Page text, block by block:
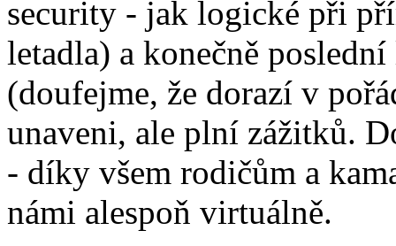
security - jak logické při
letadla) a konečně
(doufejme, že dorazí v
unaveni, ale plní zážitků.
- díky všem rodičům a
námi alespoň virtuálně.